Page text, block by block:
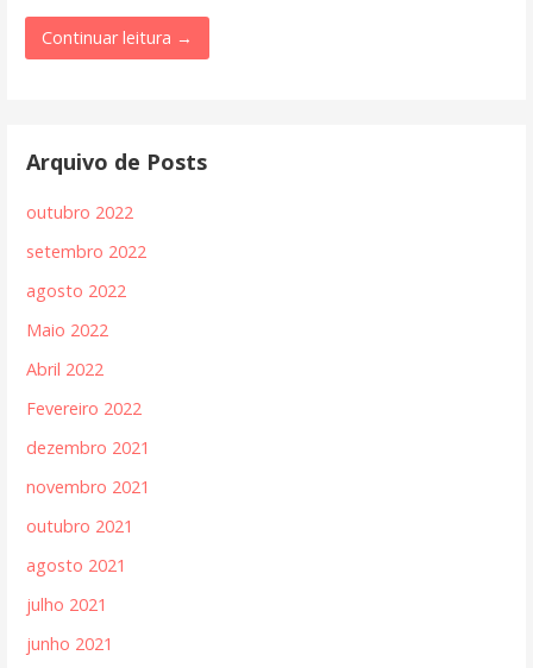
Continuar leitura →
Arquivo de Posts
outubro 2022
setembro 2022
agosto 2022
Maio 2022
Abril 2022
Fevereiro 2022
dezembro 2021
novembro 2021
outubro 2021
agosto 2021
julho 2021
junho 2021